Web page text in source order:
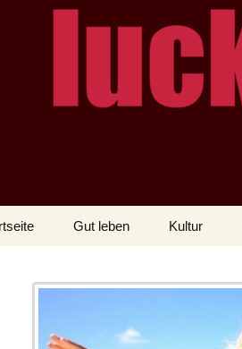
LUCKX
das Magazin
Gut leben Kultur